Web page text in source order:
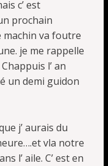
c’ est
prochain
va foutre
je me rappelle
l’ an
un demi guidon
j’ aurais du
vla notre
l’ aile. C’ est en